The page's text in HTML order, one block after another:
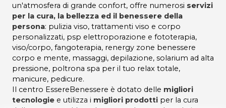
un'atmosfera di grande confort, offre numerosi servizi
per la cura, la bellezza ed il benessere della
persona: pulizia viso, trattamenti viso e corpo
personalizzati, psp elettroporazione e fototerapia,
viso/corpo, fangoterapia, renergy zone benessere
corpo e mente, massaggi, depilazione, solarium ad alta
pressione, poltrona spa per il tuo relax totale,
manicure, pedicure.
Il centro EssereBenessere è dotato delle migliori
tecnologie e utilizza i migliori prodotti per la cura